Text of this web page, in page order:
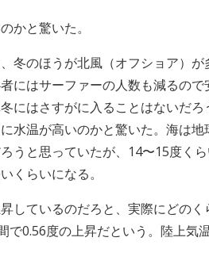
かと驚いた。
冬のほうが北風（オフショア）
にはサーファーの人数も減るの
にはさすがに入ることはないだ
水温が高いのかと驚いた。海は
うと思っていたが、14〜15度く
くらいになる。
しているのだろと、実際にどの
0.56度の上昇だという。陸上気